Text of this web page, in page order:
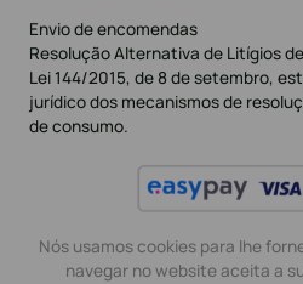
Envio de encomendas
Resolução Alternativa de Litígios
Lei 144/2015, de 8 de setembro,
jurídico dos mecanismos de
de consumo.
Nós usamos cookies para lhe
navegar no website aceita a